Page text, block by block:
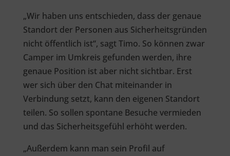
„Wir haben uns entschieden, dass der genaue
Standort der Personen aus Sicherheitsgründen
nicht öffentlich ist“, sagt Timo. So können zwar
Camper im Umkreis gefunden werden, ihre
genaue Position ist aber nicht sichtbar. Erst
wer sich über den Chat miteinander in
Verbindung setzt, kann den eigenen Standort
teilen. So sollen spontane Besuche vermieden
und das Sicherheitsgefühl erhöht werden.
„Außerdem kann man sein Profil auf